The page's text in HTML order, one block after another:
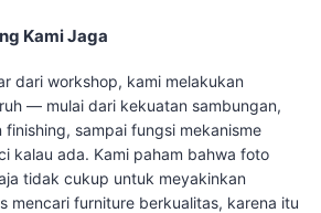
Kami Jaga
dari workshop, kami melakukan
— mulai dari kekuatan sambungan,
finishing, sampai fungsi mekanisme
kalau ada. Kami paham bahwa foto
tidak cukup untuk meyakinkan
mencari furniture berkualitas, karena itu